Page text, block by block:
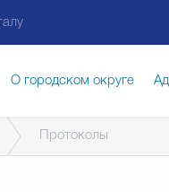
О городском округе
Протоколы